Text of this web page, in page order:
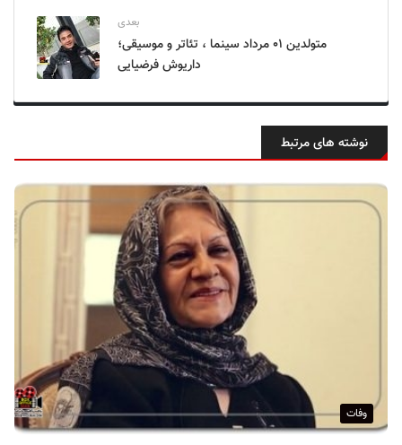
بعدی
متولدین ۰۱ مرداد سینما ، تئاتر و موسیقی؛
داریوش فرضیایی
نوشته های مرتبط
وفات